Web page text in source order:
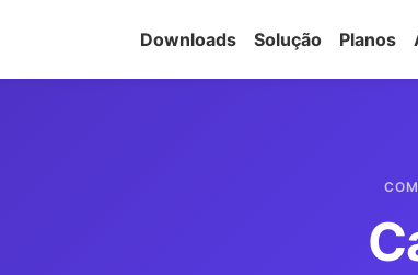
Downloads Solução Planos